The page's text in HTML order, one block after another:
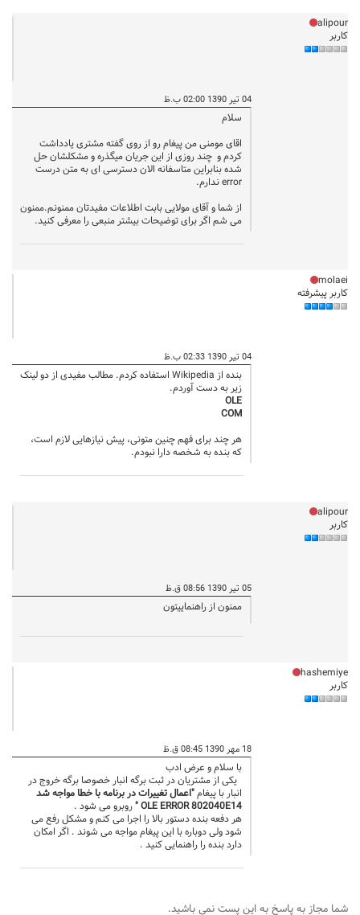
alipour
کاربر
04 تیر 1390 02:00 ب.ظ
سلام
اقای مومنی من پیغام رو از روی گفته مشتری یادداشت
کردم و چند روزی از این جریان میگذره و مشکلشان حل
شده بنابراین متاسفانه الان دسترسی ای به متن درست
error ندارم.
از شما و آقای مولایی بابت اطلاعات مفیدتان ممنونم.ممنون
می شم اگر برای توضیحات بیشتر منبعی را معرفی کنید.
molaei
کاربر پیشرفته
04 تیر 1390 02:33 ب.ظ
بنده از Wikipedia استفاده کردم. مطالب مفیدی از دو لینک
زیر به دست آوردم.
OLE
COM
هر چند برای فهم چنین متونی، پیش نیازهایی لازم است،
که بنده به شخصه دارا نبودم.
alipour
کاربر
05 تیر 1390 08:56 ق.ظ
ممنون از راهنماییتون
hashemiye
کاربر
18 مهر 1390 08:45 ق.ظ
با سلام و عرض ادب
یکی از مشتریان در ثبت برگه انبار خصوصا برگه خروج در
انبار با پیغام"اعمال تغییرات در برنامه با خطا مواجه شد
OLE ERROR 802040E14 " روبرو می شود .
هر دفعه بنده دستور بالا را اجرا می کنم و مشکل رفع می
شود ولی دوباره با این پیغام مواجه می شوند . اگر امکان
دارد بنده را راهنمایی کنید .
شما مجاز به پاسخ به اين پست نمي باشيد.